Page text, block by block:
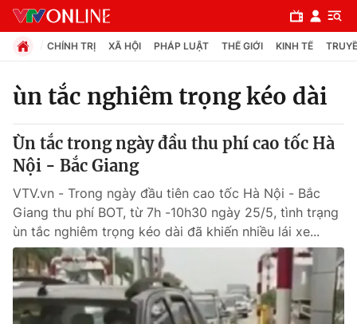
Chuyên mục
Chính trị
Xã hội
Pháp luật
Y tế
CHÍNH TRỊ XÃ HỘI PHÁP LUẬT THẾ GIỚI KINH TẾ
ùn tắc nghiêm trọng kéo dài
Ùn tắc trong ngày đầu thu phí cao tốc Hà
Nội - Bắc Giang
VTV.vn - Trong ngày đầu tiên cao tốc Hà Nội - Bắc
Giang thu phí BOT, từ 7h -10h30 ngày 25/5, tình trạng
ùn tắc nghiêm trọng kéo dài đã khiến nhiều lái xe...